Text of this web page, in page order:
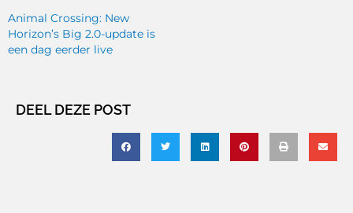
Animal Crossing: New
Horizon’s Big 2.0-update is
een dag eerder live
DEEL DEZE POST